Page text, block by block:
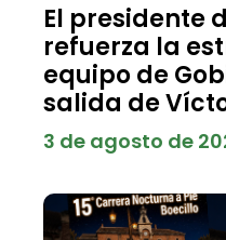
El presidente
refuerza la
equipo de
salida de
3 de agosto de